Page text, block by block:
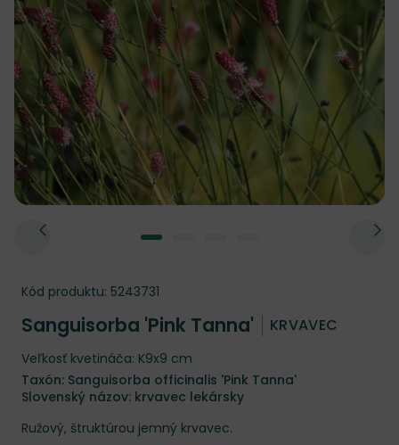
Kód produktu: 5243731
Sanguisorba 'Pink Tanna' KRVAVEC
Veľkosť kvetináča: K9x9 cm
Taxón: Sanguisorba officinalis 'Pink Tanna'
Slovenský názov: krvavec lekársky
Ružový, štruktúrou jemný krvavec.